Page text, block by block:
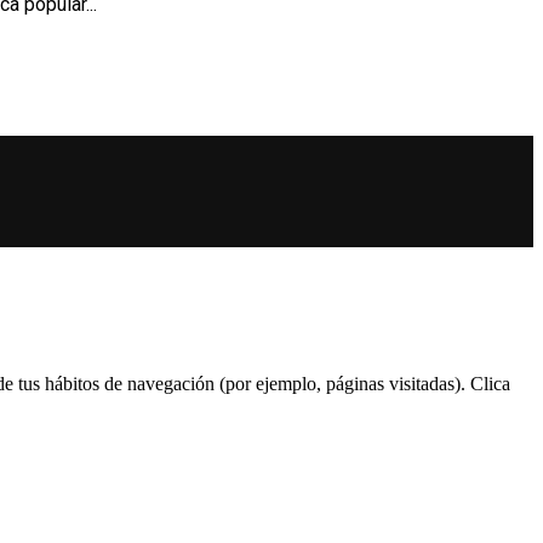
popular...
tus hábitos de navegación (por ejemplo, páginas visitadas). Clica